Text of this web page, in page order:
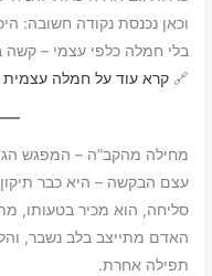
וכאן נכנסת נקודה חשובה:
בלי חמלה כלפי עצמי –
🔗קרא עוד על חמלה עצמית
מחילה מהקב”ה – המפגש
עצם הבקשה – היא כבר
סליחה, הוא מכיר בטעותו,
האדם מתייצב בלב נשבר,
תפילה אחרת.